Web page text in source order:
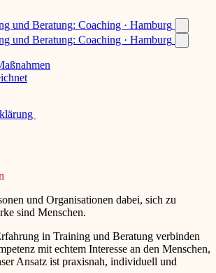
und Organisationen dabei, sich zu
sind Menschen.
in Training und Beratung verbinden
mit echtem Interesse an den Menschen,
Ansatz ist praxisnah, individuell und